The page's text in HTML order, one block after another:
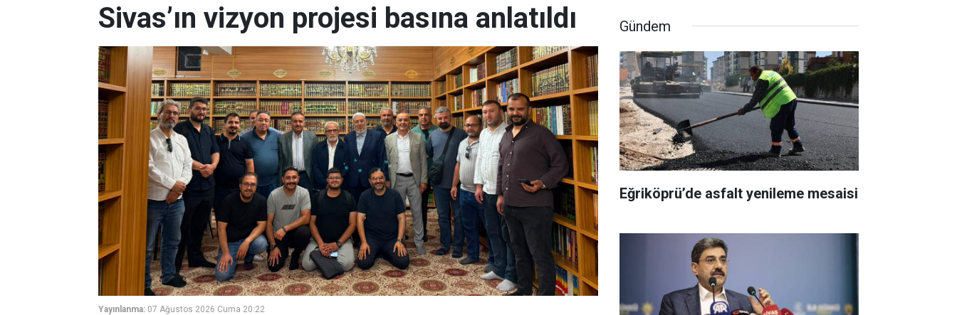
Sivas’ın vizyon projesi basına anlatıldı
Yayınlanma: 07 Ağustos 2026 Cuma 20:22
Gündem
Eğriköprü’de asfalt yenileme mesaisi